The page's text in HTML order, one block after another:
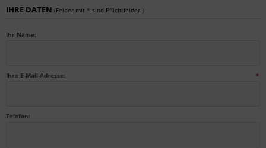
IHRE DATEN (Felder mit * sind Pflichtfelder.)
Ihr Name:
Ihre E-Mail-Adresse: *
Telefon: